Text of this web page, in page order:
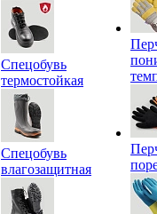
Спецобувь
термостойкая
Спецобувь
влагозащитная